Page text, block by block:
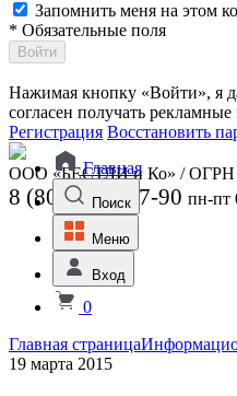
Запомнить меня на этом
* Обязательные поля
Войти
Нажимая кнопку «Войти», я
согласен получать
Регистрация Восстановить
ООО «БЕСТЛИ и Ко» / ОГРН
8 (800) 301-07-90 пн-пт
Главная
Поиск
Меню
Вход
0
Главная страница
19 марта 2015